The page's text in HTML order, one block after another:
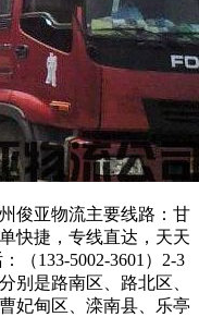
俊亚物流主要线路：甘
快捷，专线直达，天天
（133-5002-3601）2-3
别是路南区、路北区、
妃甸区、滦南县、乐亭